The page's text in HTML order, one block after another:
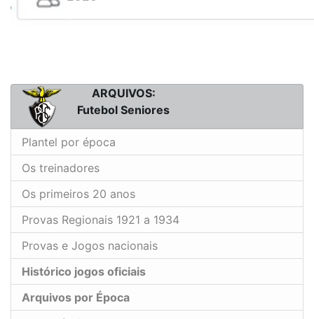
ARQUIVOS:
Futebol Seniores
Plantel por época
Os treinadores
Os primeiros 20 anos
Provas Regionais 1921 a 1934
Provas e Jogos nacionais
Histórico jogos oficiais
Arquivos por Época